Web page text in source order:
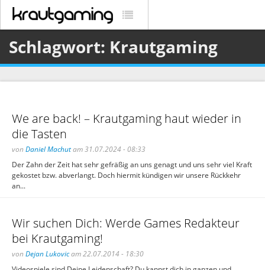
Schlagwort: Krautgaming
We are back! – Krautgaming haut wieder in
die Tasten
von Daniel Machutam 31.07.2024 - 08:33
Der Zahn der Zeit hat sehr gefräßig an uns genagt und uns sehr viel Kraft
gekostet bzw. abverlangt. Doch hiermit kündigen wir unsere Rückkehr
an...
Wir suchen Dich: Werde Games Redakteur
bei Krautgaming!
von Dejan Lukovicam 22.07.2014 - 18:30